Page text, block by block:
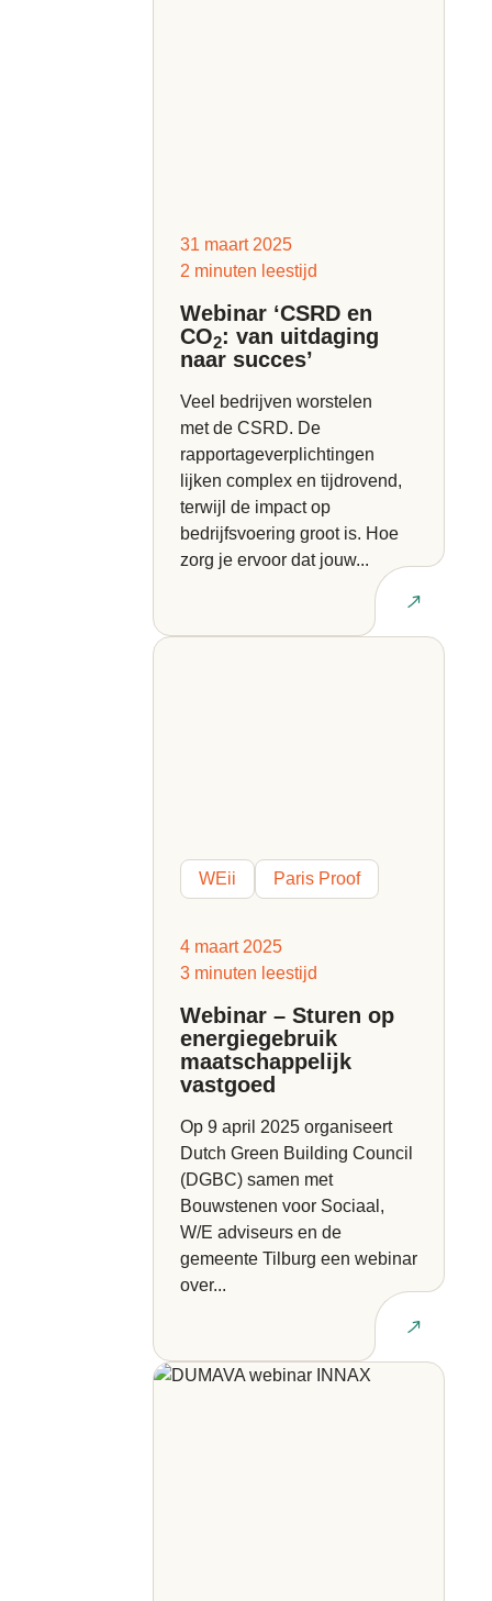
31 maart 2025
2 minuten leestijd
Webinar ‘CSRD en
CO2: van uitdaging
naar succes’
Veel bedrijven worstelen
met de CSRD. De
rapportageverplichtingen
lijken complex en tijdrovend,
terwijl de impact op
bedrijfsvoering groot is. Hoe
zorg je ervoor dat jouw...
Lees artikel
WEii Paris Proof
4 maart 2025
3 minuten leestijd
Webinar – Sturen op
energiegebruik
maatschappelijk
vastgoed
Op 9 april 2025 organiseert
Dutch Green Building Council
(DGBC) samen met
Bouwstenen voor Sociaal,
W/E adviseurs en de
gemeente Tilburg een webinar
over...
Lees artikel